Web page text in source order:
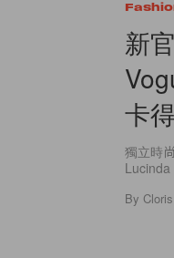
新
卡
獨立時
By